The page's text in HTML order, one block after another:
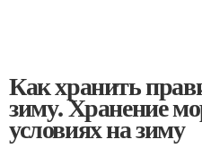
Как хранить
зиму. Хранение
условиях на зиму